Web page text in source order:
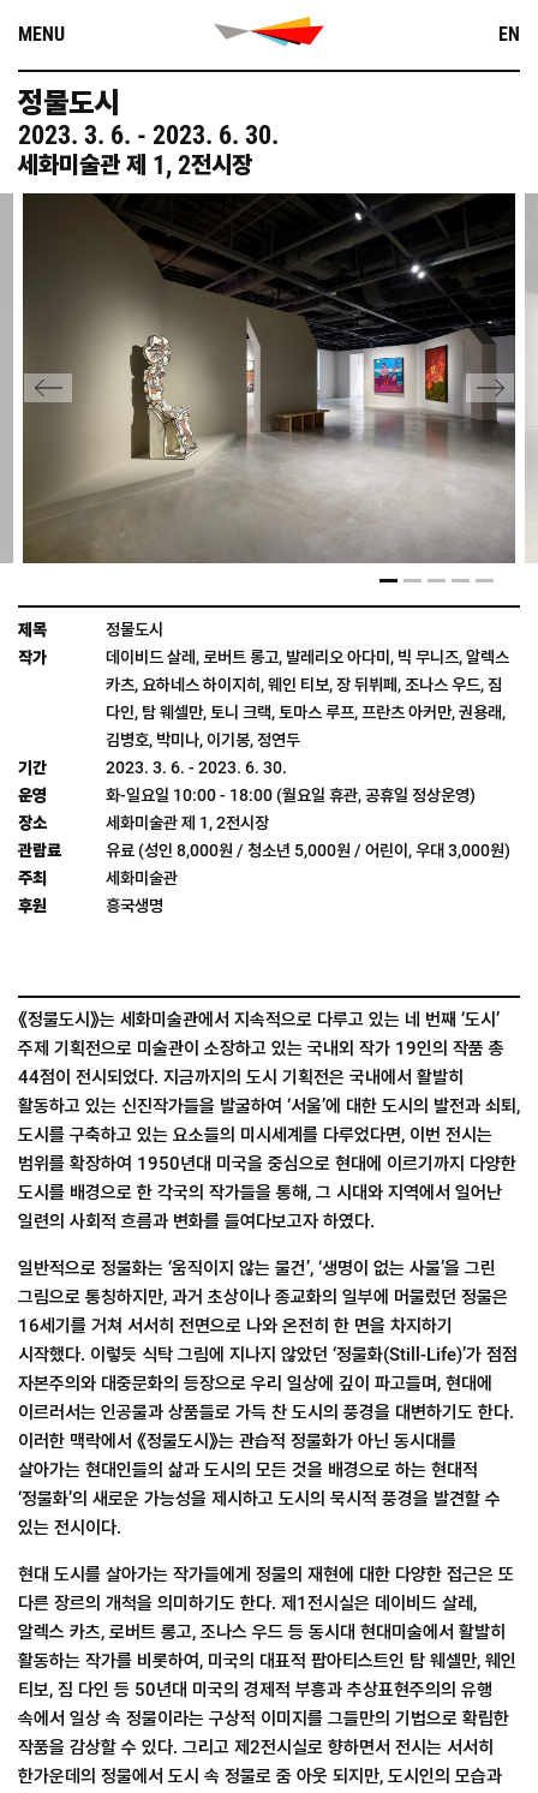
content
EN
MENU
정물도시
2023. 3. 6. - 2023. 6. 30.
세화미술관 제 1, 2전시장
《정물도시》는 세화미술관에서 지속적으로 다루고 있는 네 번째 ‘도시’
주제 기획전으로 미술관이 소장하고 있는 국내외 작가 19인의 작품 총
44점이 전시되었다. 지금까지의 도시 기획전은 국내에서 활발히
활동하고 있는 신진작가들을 발굴하여 ‘서울’에 대한 도시의 발전과 쇠퇴,
도시를 구축하고 있는 요소들의 미시세계를 다루었다면, 이번 전시는
범위를 확장하여 1950년대 미국을 중심으로 현대에 이르기까지 다양한
도시를 배경으로 한 각국의 작가들을 통해, 그 시대와 지역에서 일어난
일련의 사회적 흐름과 변화를 들여다보고자 하였다.
일반적으로 정물화는 ‘움직이지 않는 물건’, ‘생명이 없는 사물’을 그린
그림으로 통칭하지만, 과거 초상이나 종교화의 일부에 머물렀던 정물은
16세기를 거쳐 서서히 전면으로 나와 온전히 한 면을 차지하기
시작했다. 이렇듯 식탁 그림에 지나지 않았던 ‘정물화(Still-Life)’가 점점
자본주의와 대중문화의 등장으로 우리 일상에 깊이 파고들며, 현대에
이르러서는 인공물과 상품들로 가득 찬 도시의 풍경을 대변하기도 한다.
이러한 맥락에서 《정물도시》는 관습적 정물화가 아닌 동시대를
살아가는 현대인들의 삶과 도시의 모든 것을 배경으로 하는 현대적
‘정물화’의 새로운 가능성을 제시하고 도시의 묵시적 풍경을 발견할 수
있는 전시이다.
현대 도시를 살아가는 작가들에게 정물의 재현에 대한 다양한 접근은 또
다른 장르의 개척을 의미하기도 한다. 제1전시실은 데이비드 살레,
알렉스 카츠, 로버트 롱고, 조나스 우드 등 동시대 현대미술에서 활발히
활동하는 작가를 비롯하여, 미국의 대표적 팝아티스트인 탐 웨셀만, 웨인
티보, 짐 다인 등 50년대 미국의 경제적 부흥과 추상표현주의의 유행
속에서 일상 속 정물이라는 구상적 이미지를 그들만의 기법으로 확립한
작품을 감상할 수 있다. 그리고 제2전시실로 향하면서 전시는 서서히
한가운데의 정물에서 도시 속 정물로 줌 아웃 되지만, 도시인의 모습과
정물도시
데이비드 살레, 로버트 롱고, 발레리오 아다미, 빅 무니즈, 알렉스
카츠, 요하네스 하이지히, 웨인 티보, 장 뒤뷔페, 조나스 우드, 짐
다인, 탐 웨셀만, 토니 크랙, 토마스 루프, 프란츠 아커만, 권용래,
김병호, 박미나, 이기봉, 정연두
2023. 3. 6. - 2023. 6. 30.
화-일요일 10:00 - 18:00 (월요일 휴관, 공휴일 정상운영)
세화미술관 제 1, 2전시장
유료 (성인 8,000원 / 청소년 5,000원 / 어린이, 우대 3,000원)
세화미술관
흥국생명